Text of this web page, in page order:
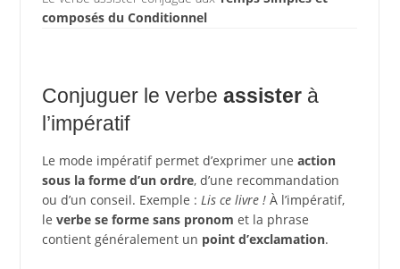
composés du Conditionnel
Conjuguer le verbe assisterà
l’impératif
Le mode impératif permet d’exprimer une action
sous la forme d’un ordre, d’une recommandation
ou d’un conseil. Exemple : Lis ce livre !À l’impératif,
le verbe se forme sans pronom et la phrase
contient généralement un point d’exclamation.